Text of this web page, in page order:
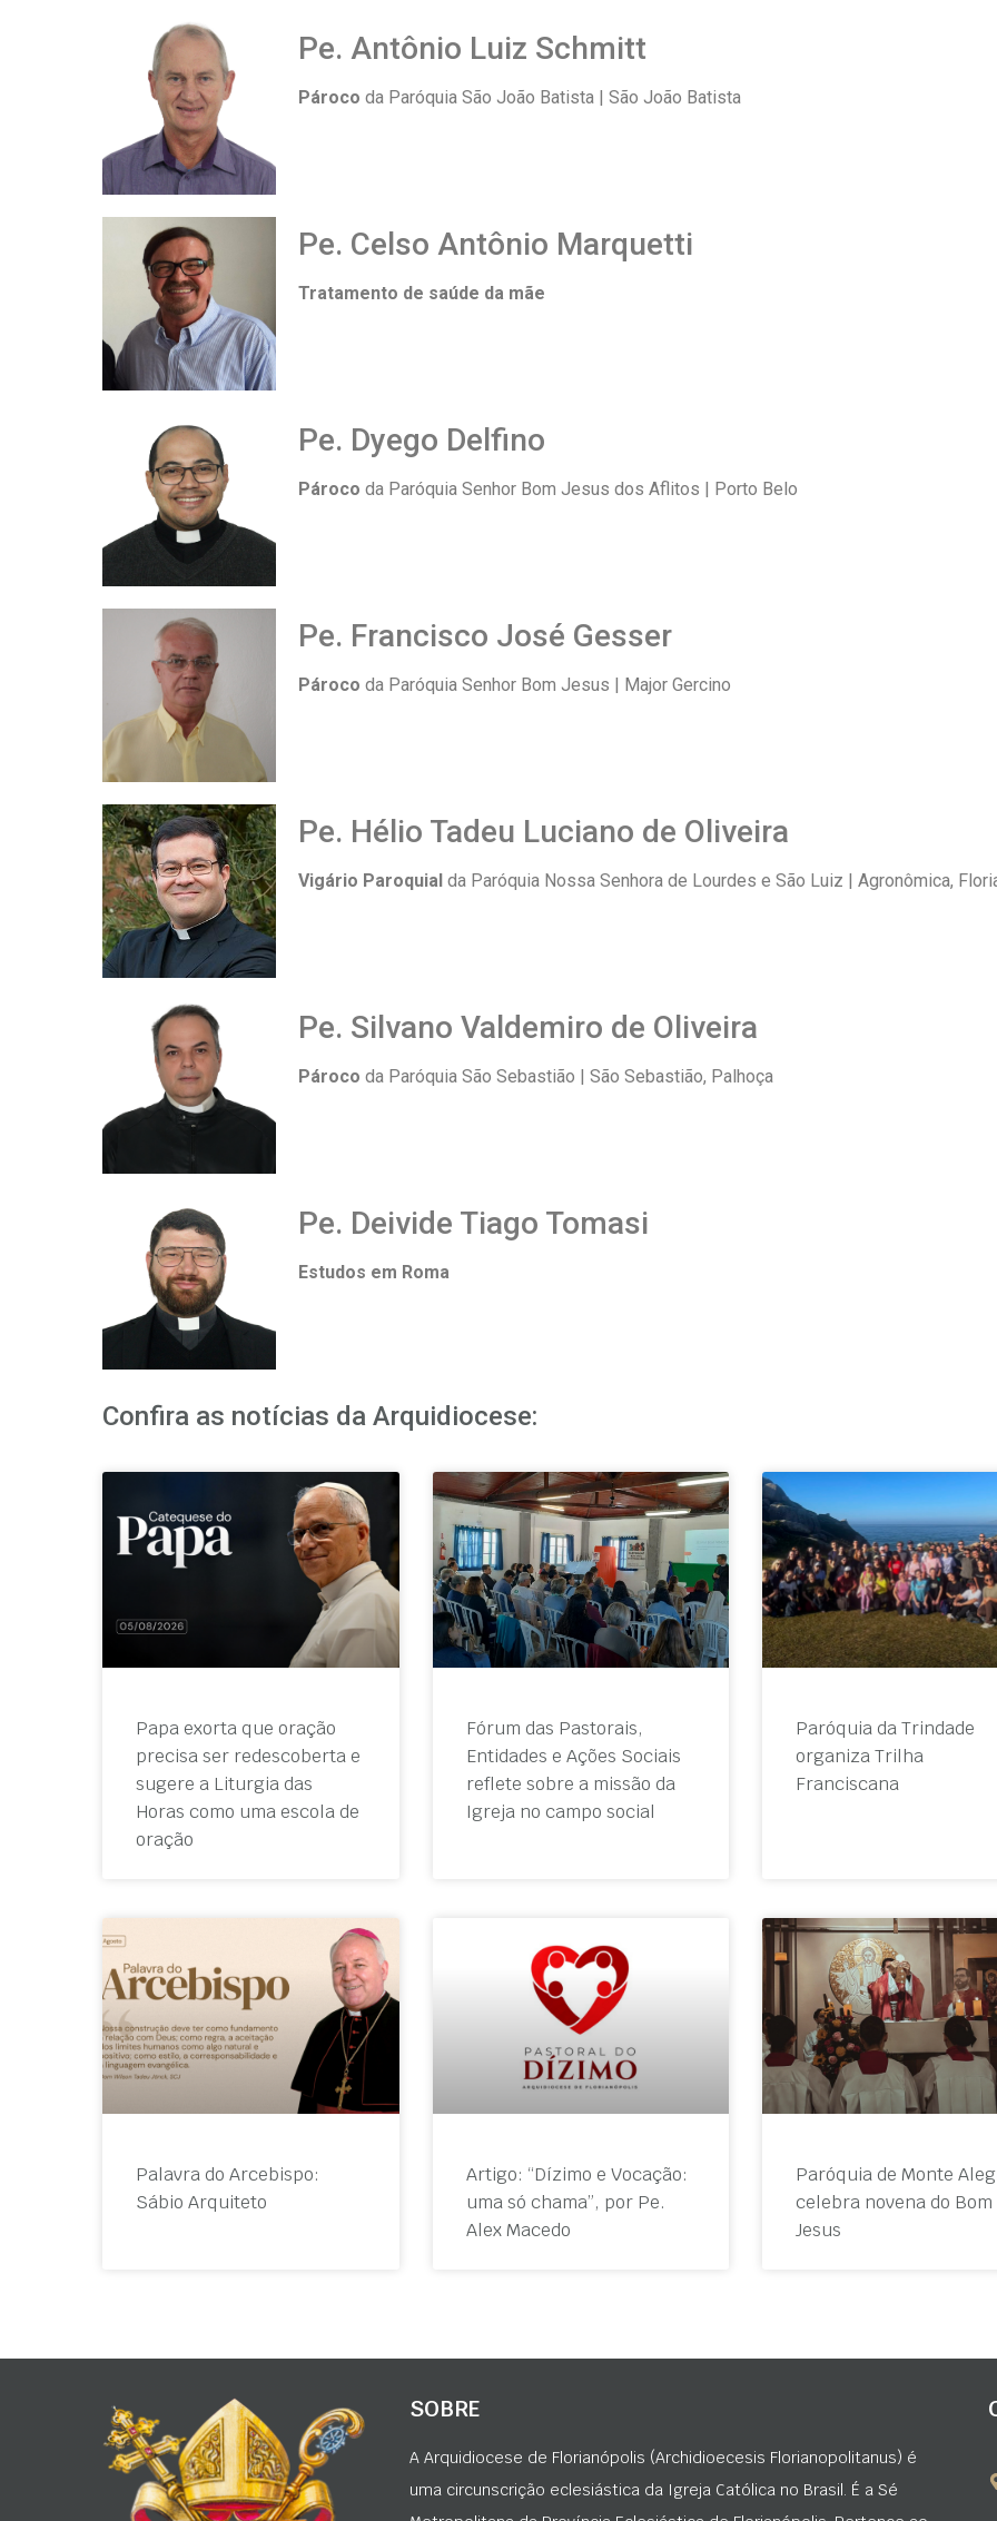
Pe. Antônio Luiz Schmitt
Pároco da Paróquia São João Batista | São João Batista
Pe. Celso Antônio Marquetti
Tratamento de saúde da mãe
Pe. Dyego Delfino
Pároco da Paróquia Senhor Bom Jesus dos Aflitos | Porto Belo
Pe. Francisco José Gesser
Pároco da Paróquia Senhor Bom Jesus | Major Gercino
Pe. Hélio Tadeu Luciano de Oliveira
Vigário Paroquial da Paróquia Nossa Senhora de Lourdes e São Luiz | Agronômica,
Pe. Silvano Valdemiro de Oliveira
Pároco da Paróquia São Sebastião | São Sebastião, Palhoça
Pe. Deivide Tiago Tomasi
Estudos em Roma
Confira as notícias da Arquidiocese:
Papa exorta que oração
precisa ser redescoberta e
sugere a Liturgia das
Horas como uma escola de
oração
Fórum das Pastorais,
Entidades e Ações Sociais
reflete sobre a missão da
Igreja no campo social
Paróquia da Trindade
organiza Trilha
Franciscana
Palavra do Arcebispo:
Sábio Arquiteto
Artigo: “Dízimo e Vocação:
uma só chama”, por Pe.
Alex Macedo
Paróquia de Monte
celebra novena do Bom
Jesus
SOBRE
A Arquidiocese de Florianópolis (Archidioecesis Florianopolitanus) é
uma circunscrição eclesiástica da Igreja Católica no Brasil. É a Sé